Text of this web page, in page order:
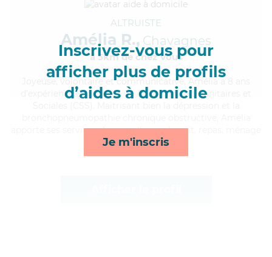
Inscrivez-vous pour
afficher plus de profils
d’aides à domicile
Je m'inscris
ALTRUISTE
Amélia R., Chavagnes
à 5km de chez Vous
, volontaire et communicative, Amélia a 8 ans
d'expérience et possède un BEP Carrières Sanitaires et
apporte ses services de surveillance de nuit, repas, ménage
et activités*